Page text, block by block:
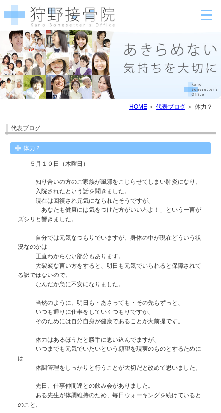
HOME 代表ブログ 体力？
代表ブログ
体力？
５月１０日（木曜日）
知り合いの方のご家族が風邪をこじらせてしまい肺炎になり、
入院されたという話を聞きました。
現在は回復され元気になられたそうですが、
「あなたも健康には気をつけた方がいいわよ！」という一言が
ズシリと響きました。
自分では元気なつもりでいますが、身体の中が現在どういう状
況なのかは
正直わからない部分もあります。
大袈裟な言い方をすると、明日も元気でいられると保障されて
る訳ではないので、
なんだか急に不安になりました。
当然のように、明日も・あさっても・その先もずっと、
いつも通りに仕事をしていくつもりですが、
そのためには自分自身が健康であることが大前提です。
体力はあるほうだと勝手に思い込んでますが、
いつまでも元気でいたいという願望を現実のものとするために
は
体調管理をしっかりと行うことが大切だと改めて思いました。
先日、仕事仲間達との飲み会がありました。
ある先生が体調維持のため、毎日ウォーキングを続けていると
のこと。